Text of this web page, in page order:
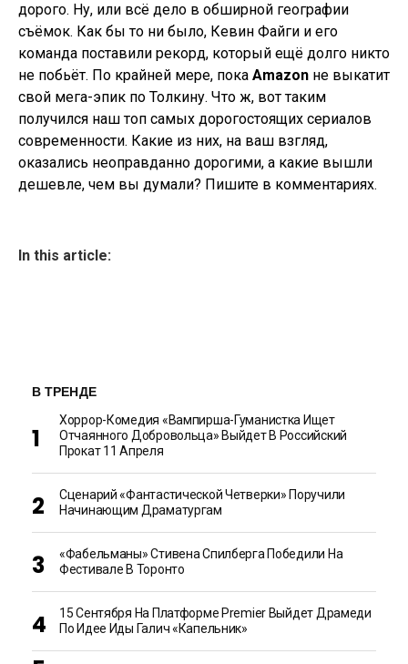
дорого. Ну, или всё дело в обширной географии
съёмок. Как бы то ни было, Кевин Файги и его
команда поставили рекорд, который ещё долго никто
не побьёт. По крайней мере, пока Amazon не выкатит
свой мега-эпик по Толкину. Что ж, вот таким
получился наш топ самых дорогостоящих сериалов
современности. Какие из них, на ваш взгляд,
оказались неоправданно дорогими, а какие вышли
дешевле, чем вы думали? Пишите в комментариях.
In this article:
В ТРЕНДЕ
Хоррор-Комедия «Вампирша-Гуманистка Ищет
Отчаянного Добровольца» Выйдет В Российский
Прокат 11 Апреля
Сценарий «Фантастической Четверки» Поручили
Начинающим Драматургам
«Фабельманы» Стивена Спилберга Победили На
Фестивале В Торонто
15 Сентября На Платформе Premier Выйдет Драмеди
По Идее Иды Галич «Капельник»